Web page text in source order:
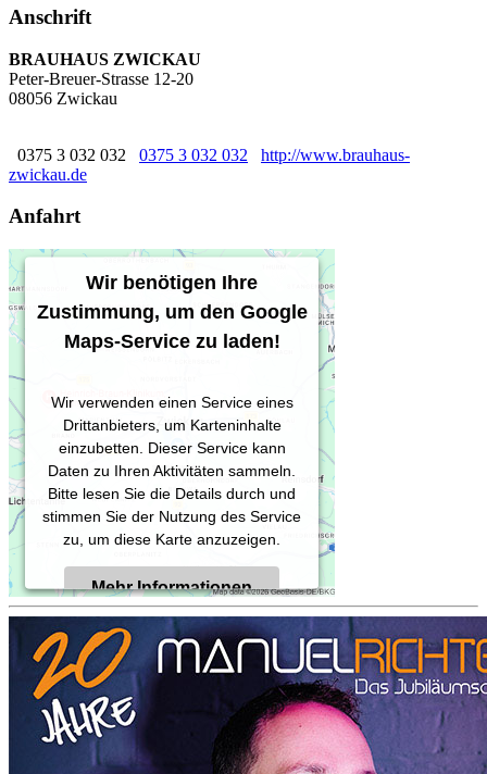
Anschrift
BRAUHAUS ZWICKAU
Peter-Breuer-Strasse 12-20
08056 Zwickau
0375 3 032 032 0375 3 032 032
http://www.brauhaus-
zwickau.de
Anfahrt
Wir benötigen Ihre
Zustimmung, um den Google
Maps-Service zu laden!
Wir verwenden einen Service eines
Drittanbieters, um Karteninhalte
einzubetten. Dieser Service kann
Daten zu Ihren Aktivitäten sammeln.
Bitte lesen Sie die Details durch und
stimmen Sie der Nutzung des Service
zu, um diese Karte anzuzeigen.
Mehr Informationen
Akzeptieren
Powered by
Usercentrics Consent
Management Platform